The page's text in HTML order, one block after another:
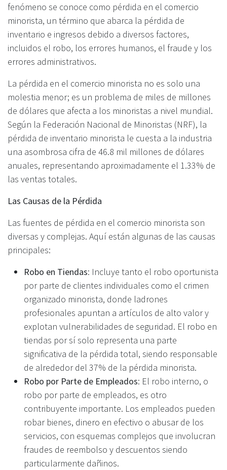
fenómeno se conoce como pérdida en el comercio
minorista, un término que abarca la pérdida de
inventario e ingresos debido a diversos factores,
incluidos el robo, los errores humanos, el fraude y los
errores administrativos.
La pérdida en el comercio minorista no es solo una
molestia menor; es un problema de miles de millones
de dólares que afecta a los minoristas a nivel mundial.
Según la Federación Nacional de Minoristas (NRF), la
pérdida de inventario minorista le cuesta a la industria
una asombrosa cifra de 46.8 mil millones de dólares
anuales, representando aproximadamente el 1.33% de
las ventas totales.
Las Causas de la Pérdida
Las fuentes de pérdida en el comercio minorista son
diversas y complejas. Aquí están algunas de las causas
principales:
Robo en Tiendas: Incluye tanto el robo oportunista
por parte de clientes individuales como el crimen
organizado minorista, donde ladrones
profesionales apuntan a artículos de alto valor y
explotan vulnerabilidades de seguridad. El robo en
tiendas por sí solo representa una parte
significativa de la pérdida total, siendo responsable
de alrededor del 37% de la pérdida minorista.
Robo por Parte de Empleados: El robo interno, o
robo por parte de empleados, es otro
contribuyente importante. Los empleados pueden
robar bienes, dinero en efectivo o abusar de los
servicios, con esquemas complejos que involucran
fraudes de reembolso y descuentos siendo
particularmente dañinos.